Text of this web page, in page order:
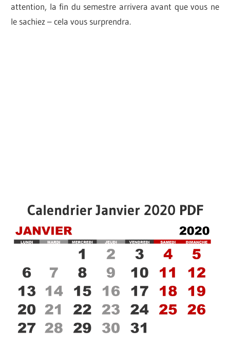
attention, la fin du semestre arrivera avant que vous ne
le sachiez – cela vous surprendra.
Calendrier Janvier 2020 PDF